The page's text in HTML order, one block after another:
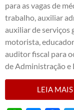
para as vagas de
trabalho, auxiliar
auxiliar de serviços
motorista,
auditor fiscal para
de Administração e
LEIA MAIS